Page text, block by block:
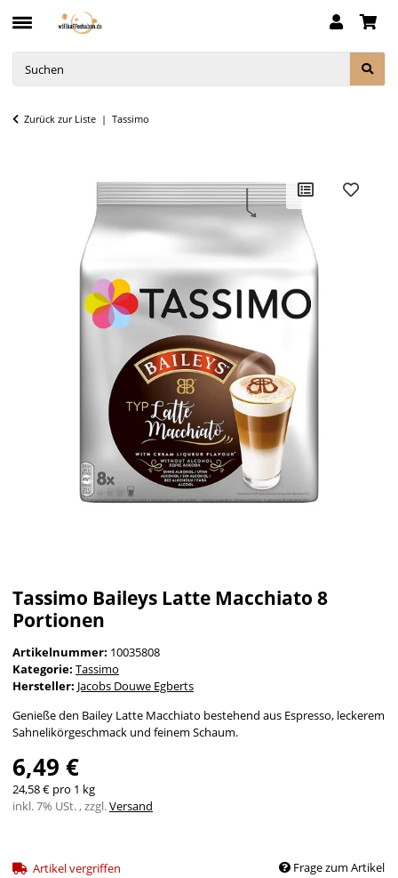
Zurück zur Liste Tassimo
Tassimo Baileys Latte Macchiato 8
Portionen
Artikelnummer: 10035808
Kategorie: Tassimo
Hersteller: Jacobs Douwe Egberts
Genieße den Bailey Latte Macchiato bestehend aus Espresso, leckerem
Sahnelikörgeschmack und feinem Schaum.
6,49 €
24,58 € pro 1 kg
inkl. 7% USt. , zzgl.Versand
Artikel vergriffen Frage zum Artikel